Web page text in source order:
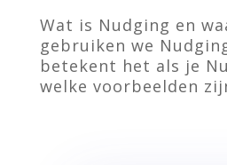
Wat is Nudging en
gebruiken we
betekent het als je
welke voorbeelden